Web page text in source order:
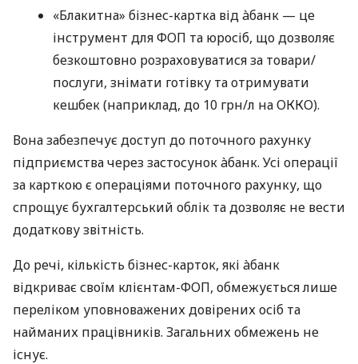
«Блакитна» бізнес-картка від àбанк — це
інструмент для ФОП та юросіб, що дозволяє
безкоштовно розраховуватися за товари/
послуги, знімати готівку та отримувати
кешбек (наприклад, до 10 грн/л на ОККО).
Вона забезпечує доступ до поточного рахунку
підприємства через застосунок àбанк. Усі операції
за карткою є операціями поточного рахунку, що
спрощує бухгалтерський облік та дозволяє не вести
додаткову звітність.
До речі, кількість бізнес-карток, які àбанк
відкриває своїм клієнтам-ФОП, обмежується лише
переліком уповноважених довірених осіб та
найманих працівників. Загальних обмежень не
існує.